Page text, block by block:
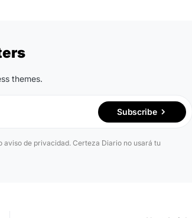
themes.
Subscribe
de privacidad. Certeza Diario no usará tu